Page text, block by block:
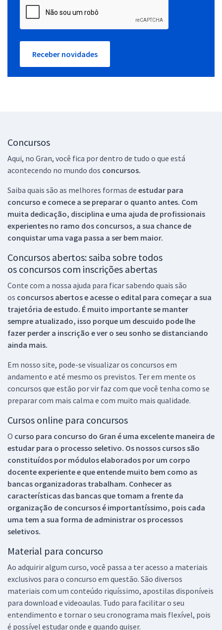
Receber novidades
Concursos
Aqui, no Gran, você fica por dentro de tudo o que está
acontecendo no mundo dos concursos.
Saiba quais são as melhores formas de estudar para
concurso e comece a se preparar o quanto antes. Com
muita dedicação, disciplina e uma ajuda de profissionais
experientes no ramo dos concursos, a sua chance de
conquistar uma vaga passa a ser bem maior.
Concursos abertos: saiba sobre todos
os concursos com inscrições abertas
Conte com a nossa ajuda para ficar sabendo quais são
os concursos abertos e acesse o edital para começar a sua
trajetória de estudo. É muito importante se manter
sempre atualizado, isso porque um descuido pode lhe
fazer perder a inscrição e ver o seu sonho se distanciando
ainda mais.
Em nosso site, pode-se visualizar os concursos em
andamento e até mesmo os previstos. Ter em mente os
concursos que estão por vir faz com que você tenha como se
preparar com mais calma e com muito mais qualidade.
Cursos online para concursos
O curso para concurso do Gran é uma excelente maneira de
estudar para o processo seletivo. Os nossos cursos são
constituídos por módulos elaborados por um corpo
docente experiente e que entende muito bem como as
bancas organizadoras trabalham. Conhecer as
características das bancas que tomam a frente da
organização de concursos é importantíssimo, pois cada
uma tem a sua forma de administrar os processos
seletivos.
Material para concurso
Ao adquirir algum curso, você passa a ter acesso a materiais
exclusivos para o concurso em questão. São diversos
materiais com um conteúdo riquíssimo, apostilas disponíveis
para download e videoaulas. Tudo para facilitar o seu
entendimento e tornar o seu cronograma mais flexível, pois
é possível estudar onde e quando quiser.